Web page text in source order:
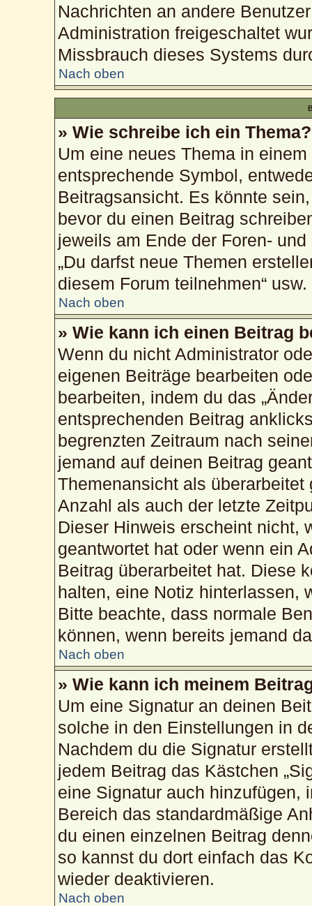
Nachrichten an andere
Administration freigeschaltet
Missbrauch dieses Systems
Nach oben
» Wie schreibe ich ein Thema?
Um eine neues Thema in
entsprechende Symbol,
Beitragsansicht. Es könnte
bevor du einen Beitrag
jeweils am Ende der Foren-
„Du darfst neue Themen
diesem Forum teilnehmen“ usw.
Nach oben
» Wie kann ich einen Beitrag
Wenn du nicht Administrator
eigenen Beiträge bearbeiten
bearbeiten, indem du das
entsprechenden Beitrag
begrenzten Zeitraum nach
jemand auf deinen Beitrag
Themenansicht als
Anzahl als auch der letzte
Dieser Hinweis erscheint nicht,
geantwortet hat oder wenn ein
Beitrag überarbeitet hat. Diese
halten, eine Notiz hinterlassen,
Bitte beachte, dass normale
können, wenn bereits jemand
Nach oben
» Wie kann ich meinem
Um eine Signatur an deinen
solche in den Einstellungen in
Nachdem du die Signatur
jedem Beitrag das Kästchen
eine Signatur auch hinzufügen,
Bereich das standardmäßige
du einen einzelnen Beitrag
so kannst du dort einfach das
wieder deaktivieren.
Nach oben